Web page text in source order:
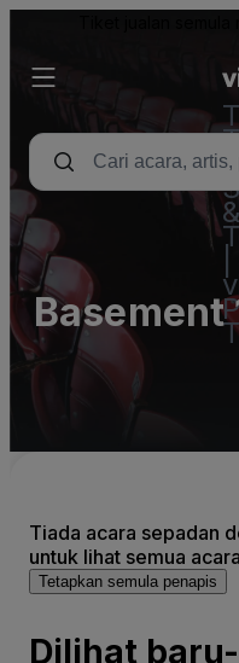
Basement
Tiada acara sepadan
untuk lihat semua
Tetapkan semula penapis
Dilihat